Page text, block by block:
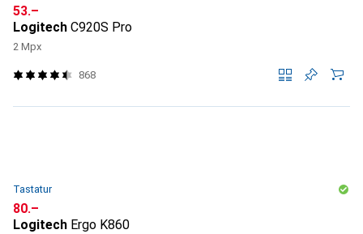
CHF
53.–
Logitech C920S Pro
2 Mpx
868
Tastatur
CHF
80.–
Logitech Ergo K860